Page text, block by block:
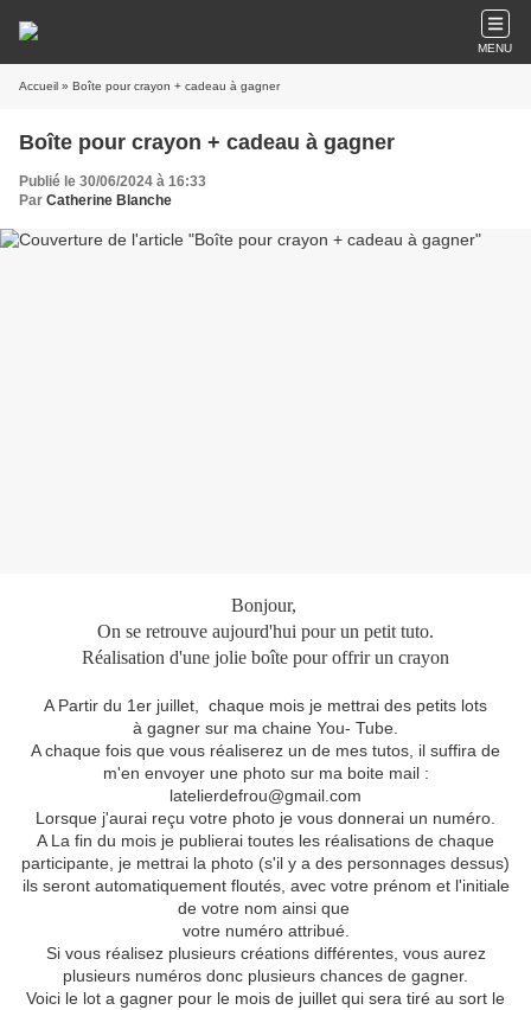
MENU
Accueil » Boîte pour crayon + cadeau à gagner
Boîte pour crayon + cadeau à gagner
Publié le 30/06/2024 à 16:33
Par Catherine Blanche
Bonjour,
On se retrouve aujourd'hui pour un petit tuto.
Réalisation d'une jolie boîte pour offrir un crayon
A Partir du 1er juillet, chaque mois je mettrai des petits lots
à gagner sur ma chaine You- Tube.
A chaque fois que vous réaliserez un de mes tutos, il suffira de
m'en envoyer une photo sur ma boite mail :
latelierdefrou@gmail.com
Lorsque j'aurai reçu votre photo je vous donnerai un numéro.
A La fin du mois je publierai toutes les réalisations de chaque
participante, je mettrai la photo (s'il y a des personnages dessus)
ils seront automatiquement floutés, avec votre prénom et l'initiale
de votre nom ainsi que
votre numéro attribué.
Si vous réalisez plusieurs créations différentes, vous aurez
plusieurs numéros donc plusieurs chances de gagner.
Voici le lot a gagner pour le mois de juillet qui sera tiré au sort le